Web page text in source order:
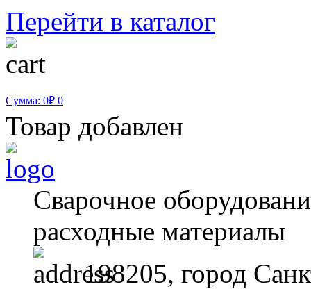
Перейти в каталог
Сумма: 0₽ 0
Товар добавлен
Сварочное
расходные материалы
198205, город